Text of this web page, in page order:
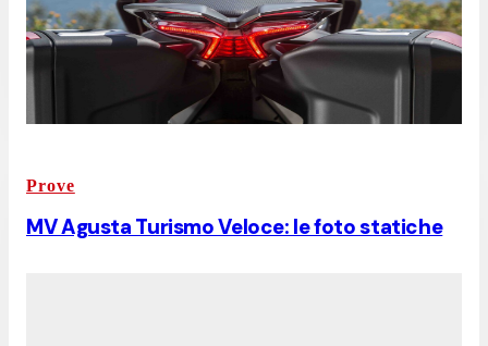
Prove
MV Agusta Turismo Veloce: le foto statiche